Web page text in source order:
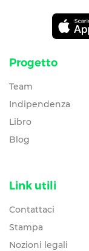
Progetto
Team
Indipendenza
Libro
Blog
Link utili
Contattaci
Stampa
Nozioni legali